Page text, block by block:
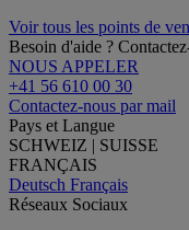
Voir tous les points de
Besoin d'aide ?
NOUS APPELER
+41 56 610 00 30
Contactez-nous par mail
Pays et Langue
SCHWEIZ | SUISSE
FRANÇAIS
Deutsch Français
Réseaux Sociaux